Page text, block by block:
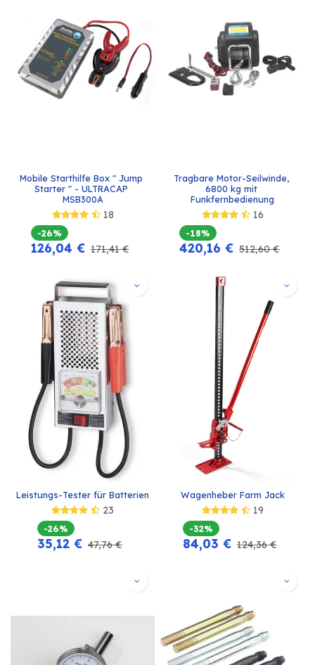
Mobile Starthilfe Box " Jump
Starter " - ULTRACAP
MSB300A
18
-26%
126,04 € 171,41€
Tragbare Motor-Seilwinde,
6800 kg mit
Funkfernbedienung
16
-18%
420,16 € 512,60€
Leistungs-Tester für Batterien
23
-26%
35,12 € 47,76€
Wagenheber Farm Jack
19
-32%
84,03 € 124,36€